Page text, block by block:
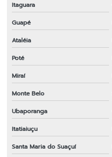
Itaguara
Guapé
Ataléia
Poté
Miraí
Monte Belo
Ubaporanga
Itatiaiuçu
Santa Maria do Suaçuí